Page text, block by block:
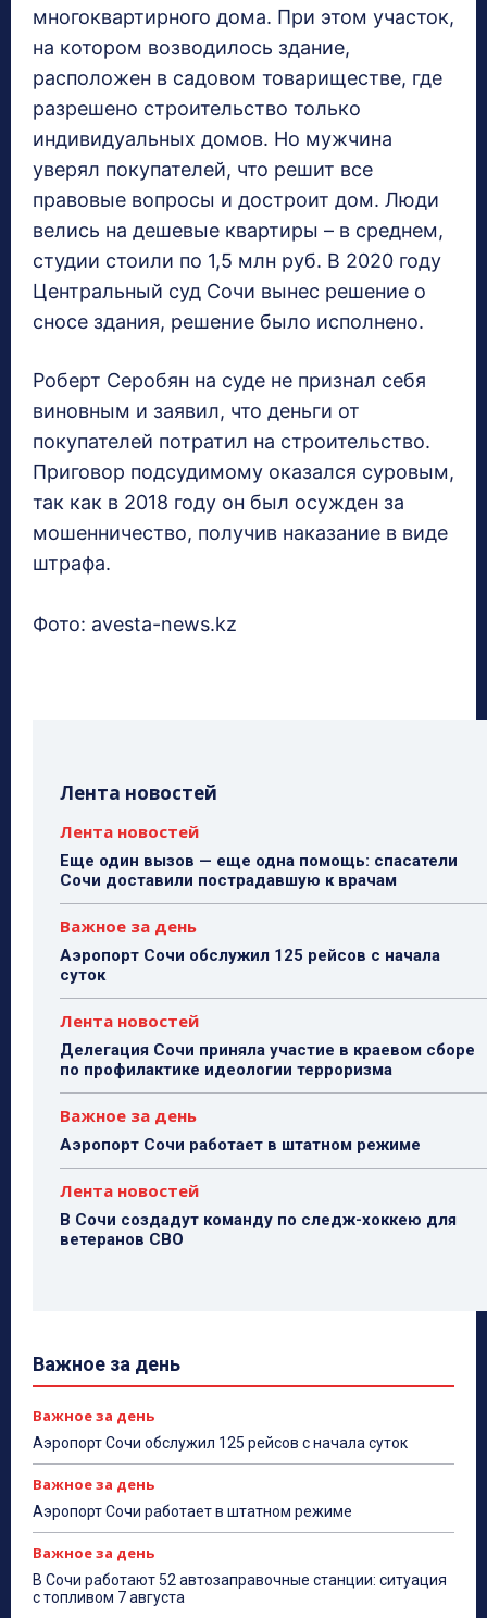
многоквартирного дома. При этом участок,
на котором возводилось здание,
расположен в садовом товариществе, где
разрешено строительство только
индивидуальных домов. Но мужчина
уверял покупателей, что решит все
правовые вопросы и достроит дом. Люди
велись на дешевые квартиры – в среднем,
студии стоили по 1,5 млн руб. В 2020 году
Центральный суд Сочи вынес решение о
сносе здания, решение было исполнено.
Роберт Серобян на суде не признал себя
виновным и заявил, что деньги от
покупателей потратил на строительство.
Приговор подсудимому оказался суровым,
так как в 2018 году он был осужден за
мошенничество, получив наказание в виде
штрафа.
Фото: avesta-news.kz
Лента новостей
Лента новостей
Еще один вызов — еще одна помощь: спасатели
Сочи доставили пострадавшую к врачам
Важное за день
Аэропорт Сочи обслужил 125 рейсов с начала
суток
Лента новостей
Делегация Сочи приняла участие в краевом сборе
по профилактике идеологии терроризма
Важное за день
Аэропорт Сочи работает в штатном режиме
Лента новостей
В Сочи создадут команду по следж-хоккею для
ветеранов СВО
Важное за день
Важное за день
Аэропорт Сочи обслужил 125 рейсов с начала суток
Важное за день
Аэропорт Сочи работает в штатном режиме
Важное за день
В Сочи работают 52 автозаправочные станции: ситуация
с топливом 7 августа